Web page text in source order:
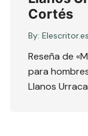
Cortés
By: Elescritor.es
Reseña de
para
Llanos Urraca